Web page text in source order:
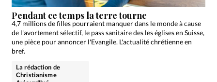
Pendant ce temps la terre tourne
4,7 millions de filles pourraient manquer dans le monde à cause
de l'avortement sélectif, le pass sanitaire des les églises en Suisse,
une pièce pour annoncer l'Evangile. L'actualité chrétienne en
bref.
La rédaction de
Christianisme